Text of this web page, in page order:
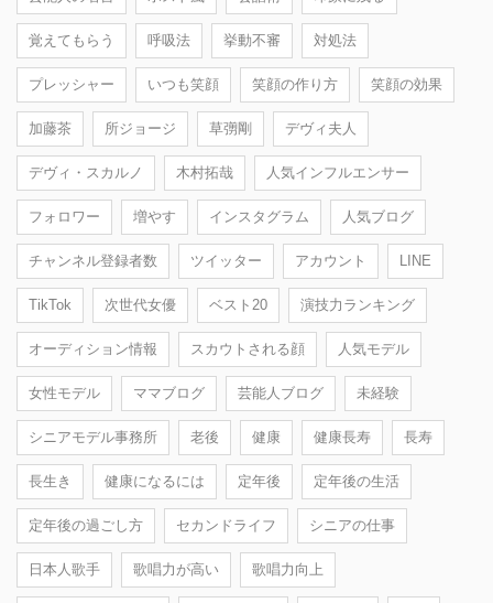
覚えてもらう 呼吸法 挙動不審 対処法
プレッシャー いつも笑顔 笑顔の作り方 笑顔の効果
加藤茶 所ジョージ 草彅剛 デヴィ夫人
デヴィ・スカルノ 木村拓哉 人気インフルエンサー
フォロワー 増やす インスタグラム 人気ブログ
チャンネル登録者数 ツイッター アカウント LINE
TikTok 次世代女優 ベスト20 演技力ランキング
オーディション情報 スカウトされる顔 人気モデル
女性モデル ママブログ 芸能人ブログ 未経験
シニアモデル事務所 老後 健康 健康長寿 長寿
長生き 健康になるには 定年後 定年後の生活
定年後の過ごし方 セカンドライフ シニアの仕事
日本人歌手 歌唱力が高い 歌唱力向上